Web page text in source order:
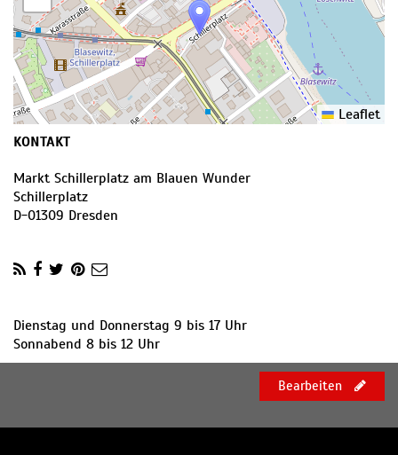
Leaflet
KONTAKT
Markt Schillerplatz am Blauen Wunder
Schillerplatz
D-01309 Dresden
Dienstag und Donnerstag 9 bis 17 Uhr
Sonnabend 8 bis 12 Uhr
Bearbeiten